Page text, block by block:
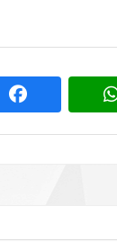
facebook